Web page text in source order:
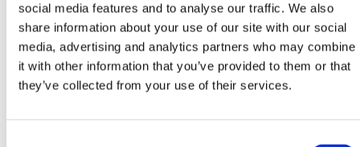
social media features and to analyse our traffic. We also
share information about your use of our site with our social
media, advertising and analytics partners who may combine
it with other information that you’ve provided to them or that
they’ve collected from your use of their services.
se obavljati na radionici. Sudjelovanjem na radionici
prihvaćate vlastitu i odbacujete organizatorovu
odgovornost za moguće ozljede.